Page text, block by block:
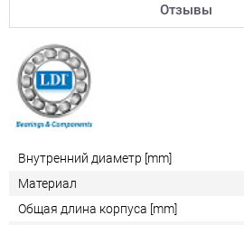
Отзывы
Внутренний диаметр [mm]
Материал
Общая длина корпуса [mm]